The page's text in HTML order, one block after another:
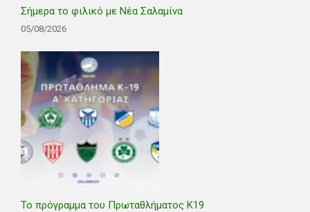
Σήμερα το φιλικό με Νέα Σαλαμίνα
05/08/2026
Το πρόγραμμα του Πρωταθλήματος Κ19